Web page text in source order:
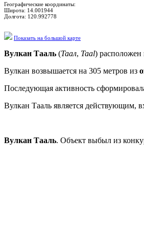
Географические координаты:
Широта: 14.001944
Долгота: 120.992778
Показать на большой карте
Вулкан Тааль (Таал, Taal)
Вулкан возвышается на 305 метров из
Последующая активность
Вулкан Тааль является действующим,
Вулкан Тааль. Объект выбыл из